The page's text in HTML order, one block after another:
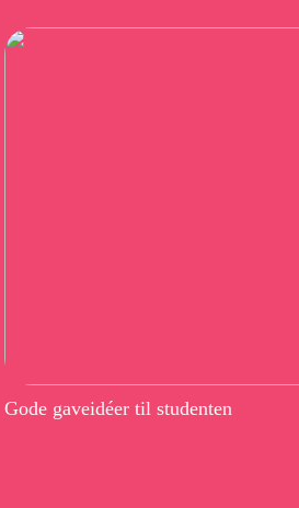
Gode gaveidéer til studenten